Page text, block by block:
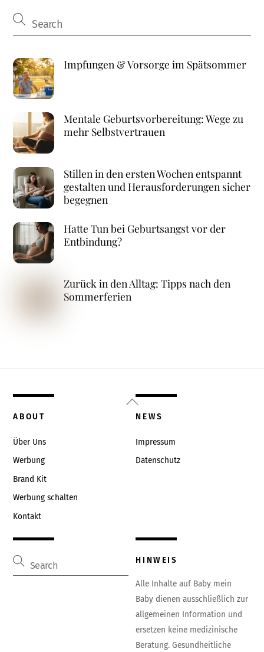
Impfungen & Vorsorge im Spätsommer
Mentale Geburtsvorbereitung: Wege zu
mehr Selbstvertrauen
Stillen in den ersten Wochen entspannt
gestalten und Herausforderungen sicher
begegnen
Hatte Tun bei Geburtsangst vor der
Entbindung?
Zurück in den Alltag: Tipps nach den
Sommerferien
Back
To
ABOUT
Über Uns
Werbung
Brand Kit
Werbung schalten
Kontakt
NEWS
Impressum
Datenschutz
HINWEIS
Alle Inhalte auf Baby mein
Baby dienen ausschließlich zur
allgemeinen Information und
ersetzen keine medizinische
Beratung. Gesundheitliche